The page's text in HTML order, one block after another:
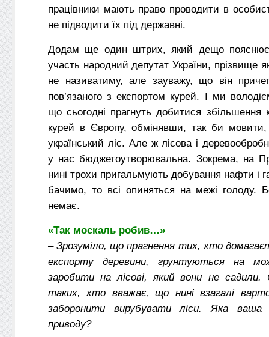
працівники мають право проводити в
не підводити їх під державні.
Додам ще один штрих, який дещо
участь народний депутат України, прізвище
не називатиму, але зауважу, що він
пов’язаного з експортом курей. І ми
що сьогодні прагнуть добитися збільшення
курей в Європу, обмінявши, так би
український ліс. Але ж лісова і
у нас бюджетоутворювальна. Зокрема, на
нині трохи пригальмують добування нафти і
бачимо, то всі опиняться на межі голоду.
немає.
«Так москаль робив…»
– Зрозуміло, що прагнення тих, хто
експорту деревини, грунтуються на
заробити на лісові, який вони не
таких, хто вважає, що нині взагалі
заборонити вирубувати ліси. Яка
приводу?